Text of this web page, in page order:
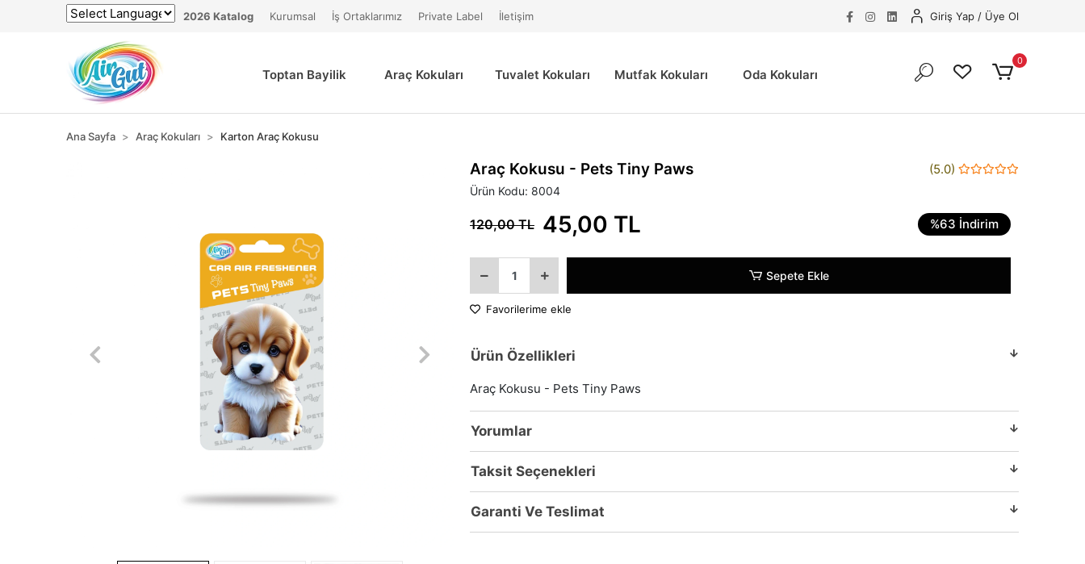
2026 Katalog Kurumsal İş Ortaklarımız Private Label İletişim Giriş Yap / Üye Ol
Toptan Bayilik Araç Kokuları Tuvalet Kokuları Mutfak Kokuları Oda Kokuları
0
Ana Sayfa Araç Kokuları Karton Araç Kokusu
Araç Kokusu - Pets Tiny Paws (5.0)
Ürün Kodu: 8004
120,00 TL 45,00 TL %63 İndirim
Sepete Ekle
Favorilerime ekle
Ürün Özellikleri
Araç Kokusu - Pets Tiny Paws
Yorumlar
Taksit Seçenekleri
Garanti Ve Teslimat